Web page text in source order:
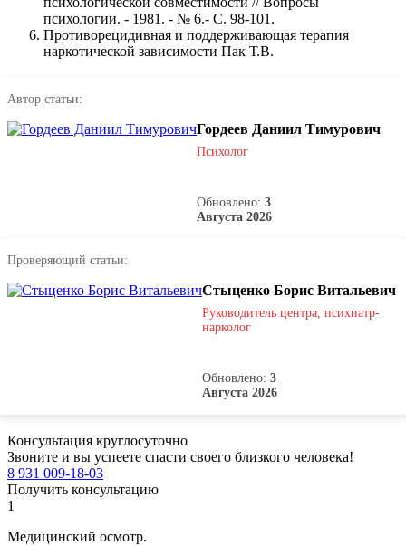
психологии. - 1981. - № 6.- С. 98-101.
Противорецидивная и поддерживающая терапия
наркотической зависимости Пак Т.В.
Автор статьи:
Гордеев Даниил Тимурович
Психолог
Обновлено: 3
Августа 2026
Проверяющий статьи:
Стыценко Борис Витальевич
Руководитель центра, психиатр-
нарколог
Обновлено: 3
Августа 2026
Консультация круглосуточно
Звоните и вы успеете спасти своего близкого человека!
8 931 009-18-03
Получить консультацию
1
Медицинский осмотр.